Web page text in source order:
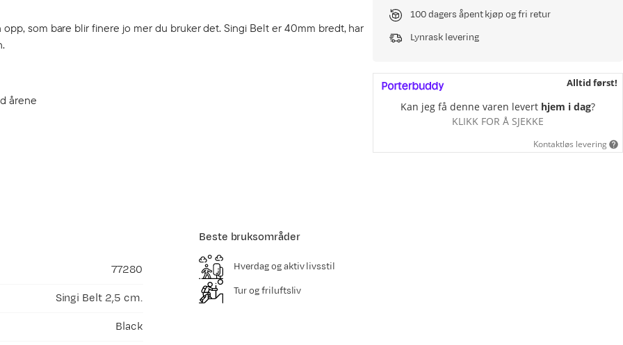
som bare blir finere jo mer du bruker det. Singi Belt er 40mm bredt, har
årene
77280
Singi Belt 2,5 cm.
Black
Beste bruksområder
Hverdag og aktiv livsstil
Tur og friluftsliv
100 dagers åpent kjøp og fri retur
Lynrask levering
Alltid først!
Kan jeg få denne varen levert hjem i dag?
KLIKK FOR Å SJEKKE
Kontaktløs levering